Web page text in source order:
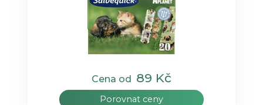
Cena od 89 Kč
Porovnat ceny